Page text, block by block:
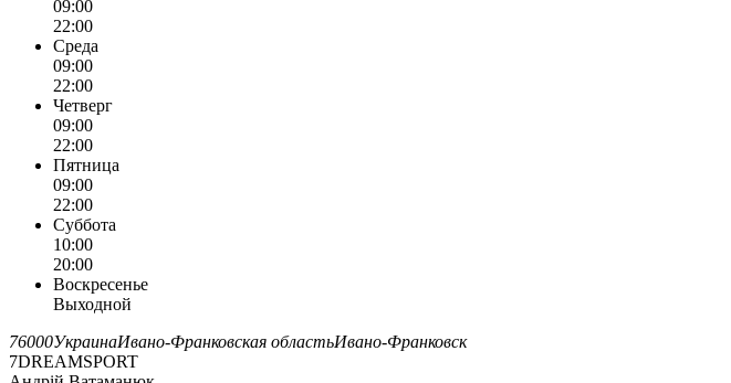
09:00
22:00
Среда
09:00
22:00
Четверг
09:00
22:00
Пятница
09:00
22:00
Суббота
10:00
20:00
Воскресенье
Выходной
76000УкраинаИвано-Франковская областьИвано-Франковск
7DREAMSPORT